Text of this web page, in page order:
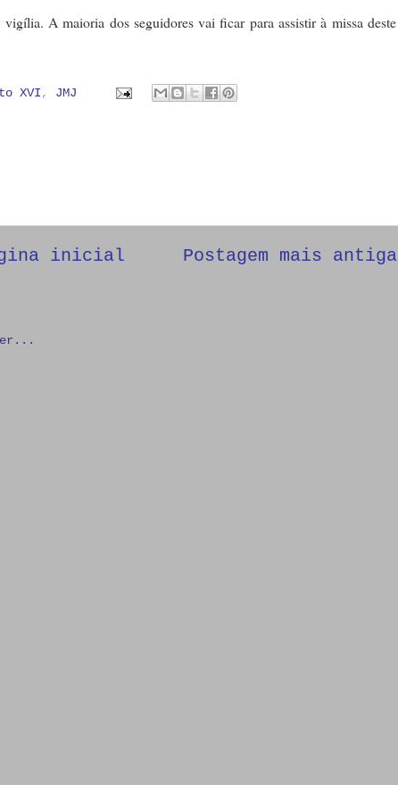
A maioria dos seguidores vai ficar para assistir à missa deste
XVI, JMJ
Postagem mais antiga
inicial